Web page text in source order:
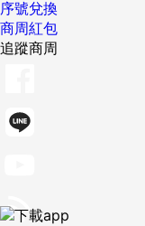
序號兌換
商周紅包
追蹤商周